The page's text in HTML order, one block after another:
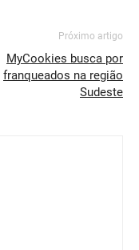
Próximo artigo
MyCookies busca por
franqueados na região
Sudeste